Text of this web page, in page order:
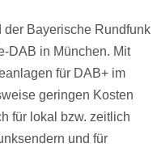
der Bayerische Rundfunk
DAB in München. Mit
für DAB+ im
geringen Kosten
für lokal bzw. zeitlich
und für